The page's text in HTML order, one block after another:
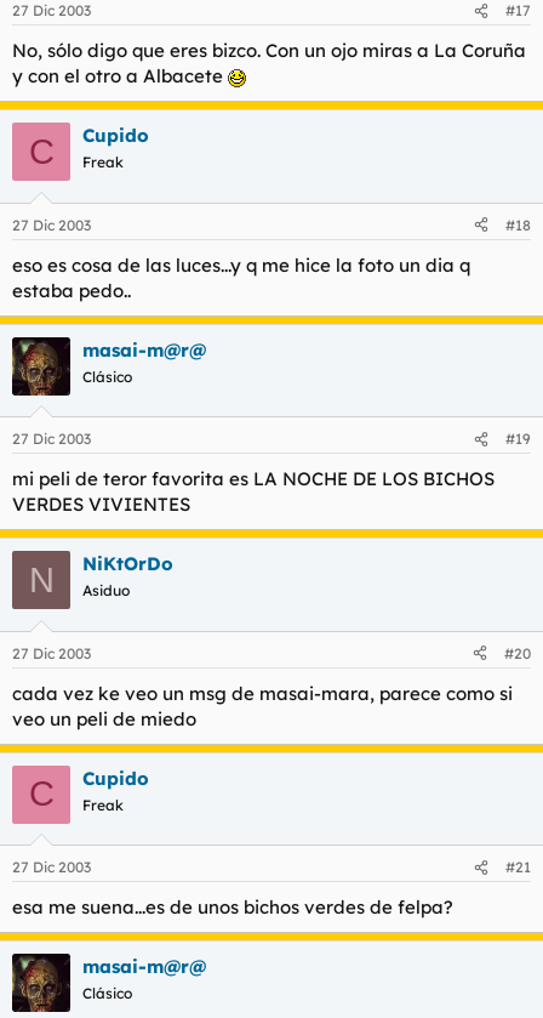
27 Dic 2003 #17
No, sólo digo que eres bizco. Con un ojo miras a La Coruña
y con el otro a Albacete
C Cupido
Freak
27 Dic 2003 #18
eso es cosa de las luces...y q me hice la foto un dia q
estaba pedo..
masai-m@r@
Clásico
27 Dic 2003 #19
mi peli de teror favorita es LA NOCHE DE LOS BICHOS
VERDES VIVIENTES
N NiKtOrDo
Asiduo
27 Dic 2003 #20
cada vez ke veo un msg de masai-mara, parece como si
veo un peli de miedo
C Cupido
Freak
27 Dic 2003 #21
esa me suena...es de unos bichos verdes de felpa?
masai-m@r@
Clásico